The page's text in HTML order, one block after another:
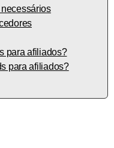
para afiliados?
para afiliados?